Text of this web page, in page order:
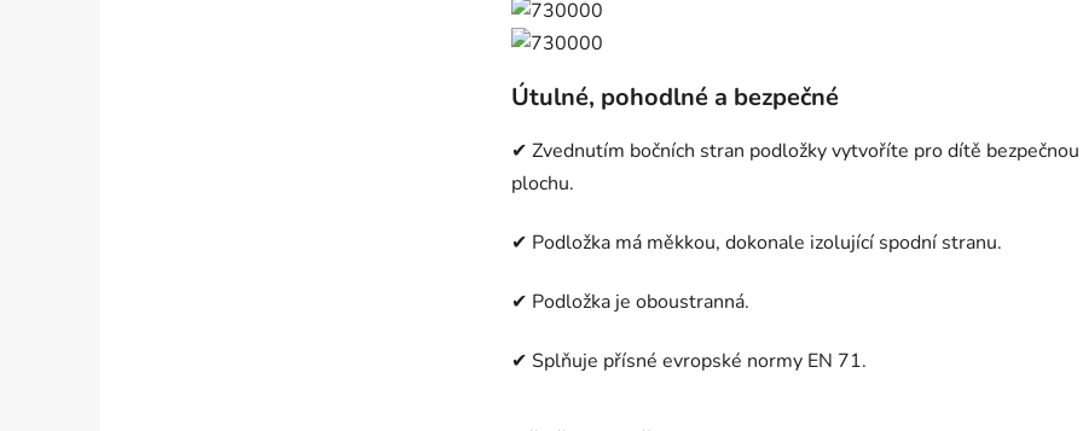
Útulné, pohodlné a bezpečné
✔ Zvednutím bočních stran podložky vytvoříte pro dítě bezpečnou
plochu.
✔ Podložka má měkkou, dokonale izolující spodní stranu.
✔ Podložka je oboustranná.
✔ Splňuje přísné evropské normy EN 71.